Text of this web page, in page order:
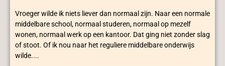
Vroeger wilde ik niets liever dan normaal zijn. Naar een normale
middelbare school, normaal studeren, normaal op mezelf
wonen, normaal werk op een kantoor. Dat ging niet zonder slag
of stoot. Of ik nou naar het reguliere middelbare onderwijs
wilde....